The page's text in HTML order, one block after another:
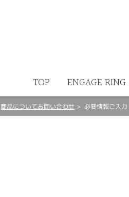
TOP ENGAGE RING
商品についてお問い合わせ 必要情報ご入力